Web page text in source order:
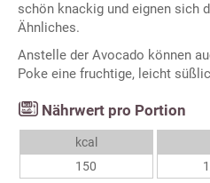
schön knackig und eignen sich
Ähnliches.
Anstelle der Avocado können
Poke eine fruchtige, leicht
Nährwert pro Portion
kcal
150